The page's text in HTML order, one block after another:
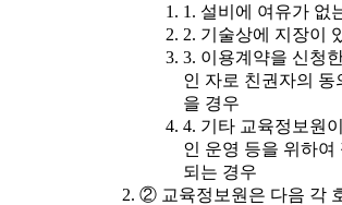
1. 설비에 여유가 없
2. 기술상에 지장이
3. 이용계약을 신청
인 자로 친권자의 동
을 경우
4. 기타 교육정보원
인 운영 등을 위하여
되는 경우
② 교육정보원은 다음 각